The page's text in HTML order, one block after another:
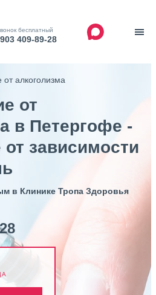
бесплатный
409-89-28
от алкоголизма
от
в Петергофе -
зависимости
в Клинике Тропа Здоровья